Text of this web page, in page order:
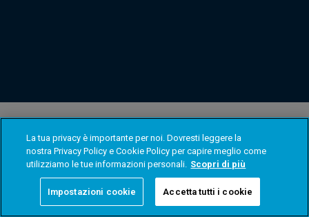
La tua privacy è importante per noi. Dovresti leggere la
nostra Privacy Policy e Cookie Policy per capire meglio come
utilizziamo le tue informazioni personali. Scopri di più
Impostazioni cookie Accetta tutti i cookie